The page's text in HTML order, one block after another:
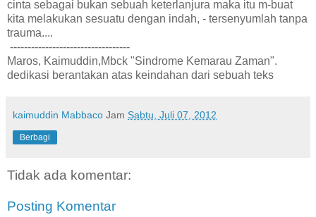
cinta sebagai bukan sebuah keterlanjura maka itu m-buat
kita melakukan sesuatu dengan indah, - tersenyumlah tanpa
trauma....
----------------------------------
Maros, Kaimuddin,Mbck "Sindrome Kemarau Zaman".
dedikasi berantakan atas keindahan dari sebuah teks
kaimuddin Mabbaco Jam Sabtu, Juli 07, 2012
Berbagi
Tidak ada komentar:
Posting Komentar